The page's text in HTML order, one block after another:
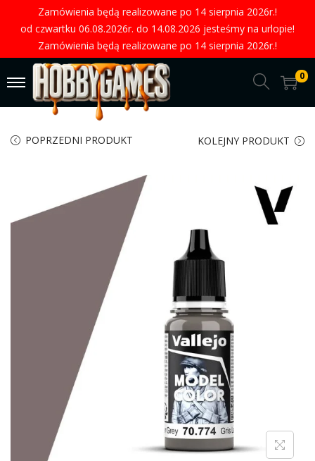
Zamówienia będą realizowane po 14 sierpnia 2026r.!
od czwartku 06.08.2026r. do 14.08.2026 jesteśmy na urlopie!
Zamówienia będą realizowane po 14 sierpnia 2026r.!
0
POPRZEDNI PRODUKT KOLEJNY PRODUKT